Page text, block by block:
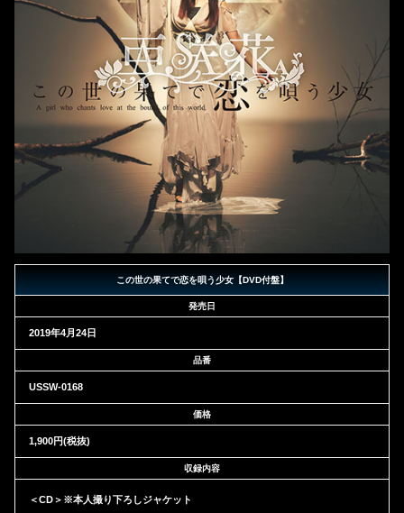
この世の果てで恋を唄う少女【DVD付盤】
発売日
2019年4月24日
品番
USSW-0168
価格
1,900円(税抜)
収録内容
＜CD＞※本人撮り下ろしジャケット